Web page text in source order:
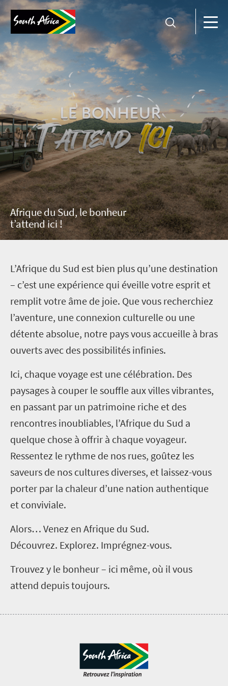
Afrique du Sud, le bonheur
t’attend ici !
L’Afrique du Sud est bien plus qu’une destination
– c’est une expérience qui éveille votre esprit et
remplit votre âme de joie. Que vous recherchiez
l’aventure, une connexion culturelle ou une
détente absolue, notre pays vous accueille à bras
ouverts avec des possibilités infinies.
Ici, chaque voyage est une célébration. Des
paysages à couper le souffle aux villes vibrantes,
en passant par un patrimoine riche et des
rencontres inoubliables, l’Afrique du Sud a
quelque chose à offrir à chaque voyageur.
Ressentez le rythme de nos rues, goûtez les
saveurs de nos cultures diverses, et laissez-vous
porter par la chaleur d’une nation authentique
et conviviale.
Alors… Venez en Afrique du Sud.
Découvrez. Explorez. Imprégnez-vous.
Trouvez y le bonheur – ici même, où il vous
attend depuis toujours.